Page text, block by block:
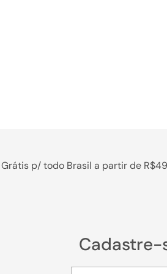
p/ todo Brasil a partir de
Cadastre-